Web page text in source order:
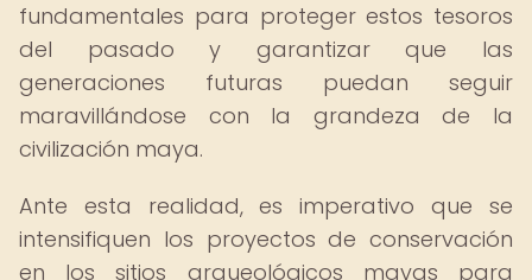
fundamentales para proteger estos tesoros
del pasado y garantizar que las
generaciones futuras puedan seguir
maravillándose con la grandeza de la
civilización maya.
Ante esta realidad, es imperativo que se
intensifiquen los proyectos de conservación
en los sitios arqueológicos mayas para